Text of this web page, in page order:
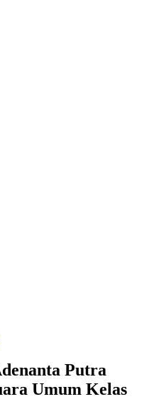
Putra
Umum Kelas